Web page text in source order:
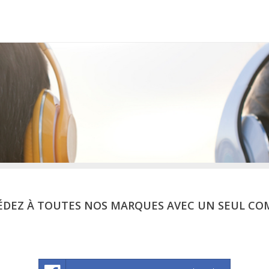
À TOUTES NOS MARQUES AVEC UN SEUL